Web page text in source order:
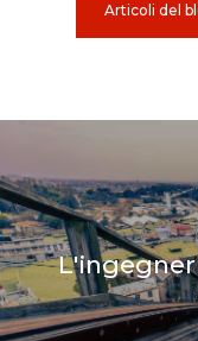
Articoli del